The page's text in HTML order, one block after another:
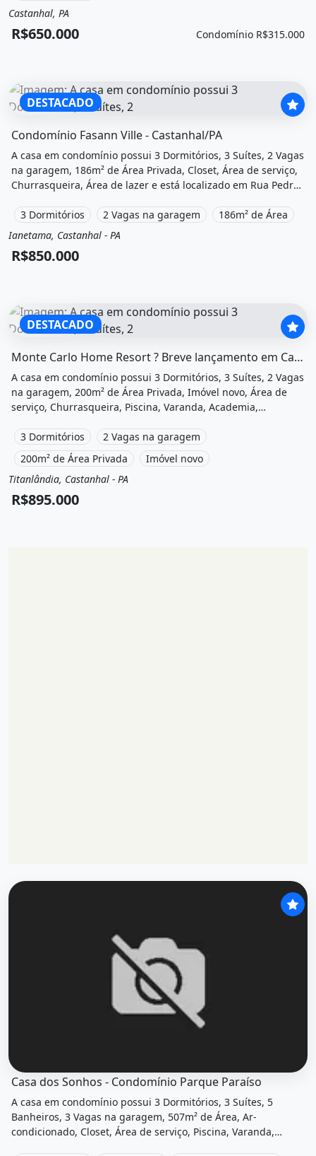
Venda
Casa em condomínio
Castanhal, PA
R$650.000 Condomínio R$315.000
DESTACADO
Condomínio Fasann Ville - Castanhal/PA
A casa em condomínio possui 3 Dormitórios, 3 Suítes, 2 Vagas
na garagem, 186m² de Área Privada, Closet, Área de serviço,
Churrasqueira, Área de lazer e está localizado em Rua Pedro
3 Dormitórios
2 Vagas na garagem
186m² de Área
Venda
Casa em condomínio
Ianetama, Castanhal - PA
R$850.000
DESTACADO
Monte Carlo Home Resort ? Breve lançamento em Castanhal
A casa em condomínio possui 3 Dormitórios, 3 Suítes, 2 Vagas
na garagem, 200m² de Área Privada, Imóvel novo, Área de
serviço, Churrasqueira, Piscina, Varanda, Academia,
localizado em Rodovia Br, Castanhal, Pa à venda por
R$895.000.
3 Dormitórios
2 Vagas na garagem
200m² de Área Privada
Imóvel novo
Venda
Casa em condomínio
Titanlândia, Castanhal - PA
R$895.000
O imóvel &quot;Casa dos sonhos - condomínio parque
Casa dos Sonhos - Condomínio Parque Paraíso
A casa em condomínio possui 3 Dormitórios, 3 Suítes, 5
Banheiros, 3 Vagas na garagem, 507m² de Área, Ar-
condicionado, Closet, Área de serviço, Piscina, Varanda,